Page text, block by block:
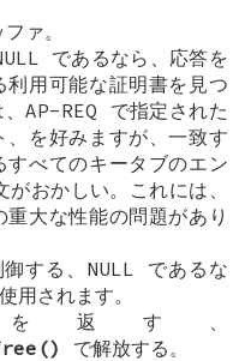
ァ。
であるなら、応答を
用可能な証明書を見つ
AP-REQ で指定された
を好みますが、一致す
べてのキータブのエン
おかしい。これには、
大な性能の問題があり
する、NULL であるな
用されます。
返す、
で解放する。